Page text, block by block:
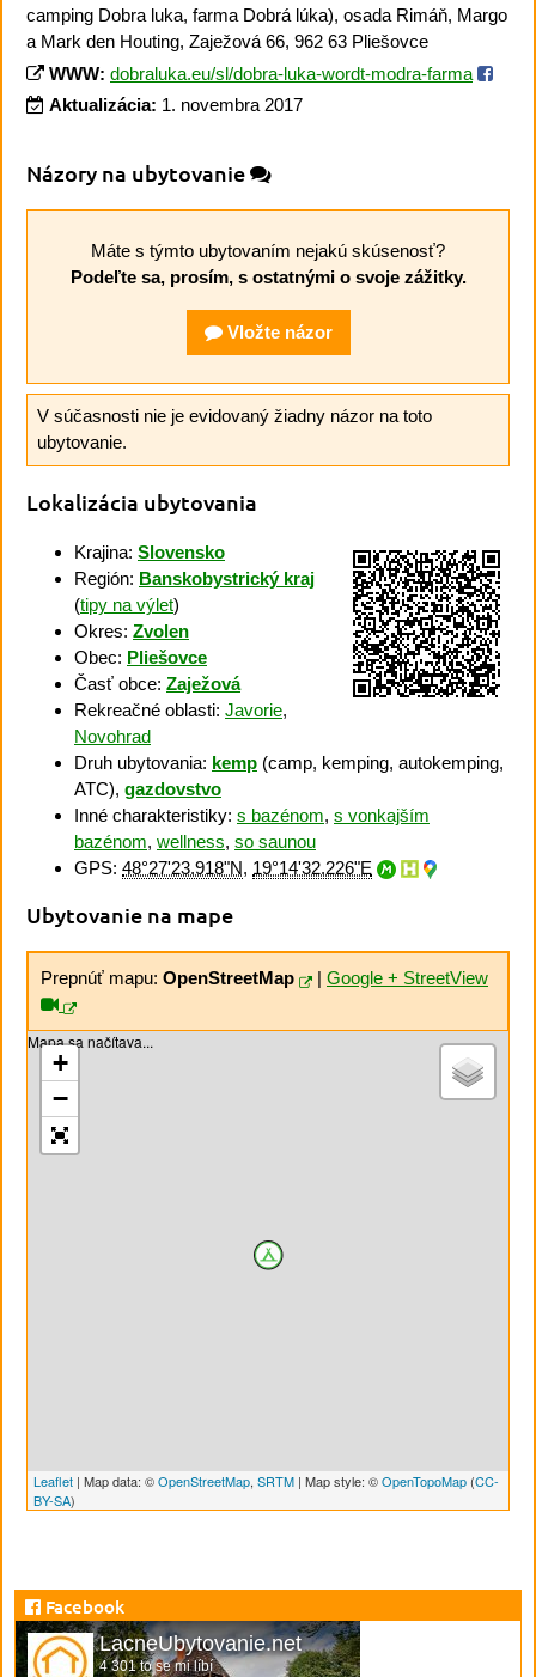
camping Dobra luka, farma Dobrá lúka), osada Rimáň, Margo
a Mark den Houting, Zaježová 66, 962 63 Pliešovce
WWW: dobraluka.eu/sl/dobra-luka-wordt-modra-farma
Aktualizácia: 1. novembra 2017
Názory na ubytovanie
Máte s týmto ubytovaním nejakú skúsenosť?
Podeľte sa, prosím, s ostatnými o svoje zážitky.
Vložte názor
V súčasnosti nie je evidovaný žiadny názor na toto
ubytovanie.
Lokalizácia ubytovania
Krajina: Slovensko
Región: Banskobystrický kraj
(tipy na výlet)
Okres: Zvolen
Obec: Pliešovce
Časť obce: Zaježová
Rekreačné oblasti: Javorie,
Novohrad
Druh ubytovania: kemp (camp, kemping, autokemping,
ATC), gazdovstvo
Inné charakteristiky: s bazénom, s vonkajším
bazénom, wellness, so saunou
GPS: 48°27'23.918"N, 19°14'32.226"E
Ubytovanie na mape
Prepnúť mapu: OpenStreetMap | Google + StreetView
Mapa sa načítava...
+
−
Leaflet | Map data: ©OpenStreetMap, SRTM | Map style: ©OpenTopoMap (CC-
BY-SA)
Facebook
LacneUbytovanie.net
4 301 to se mi líbí